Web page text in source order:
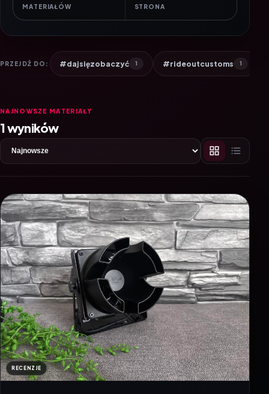
MATERIAŁÓW STRONA
PRZEJDŹ DO: #dajsięzobaczyć 1 #rideoutcustoms 1
NAJNOWSZE MATERIAŁY
1 wyników
RECENZJE